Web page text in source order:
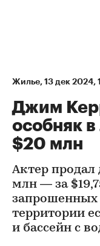
Жилье⁠, 13 дек 2024,
Джим
особняк
$20 млн
Актер продал
млн — за
запрошенных
территории
и бассейн с